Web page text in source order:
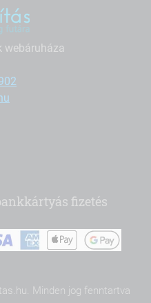
webáruháza
fizetés
Minden jog fenntartva